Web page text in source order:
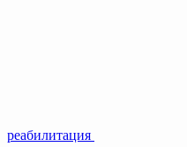
реабилитация